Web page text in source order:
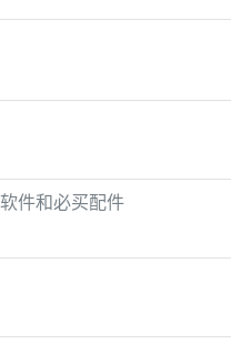
件和必买配件